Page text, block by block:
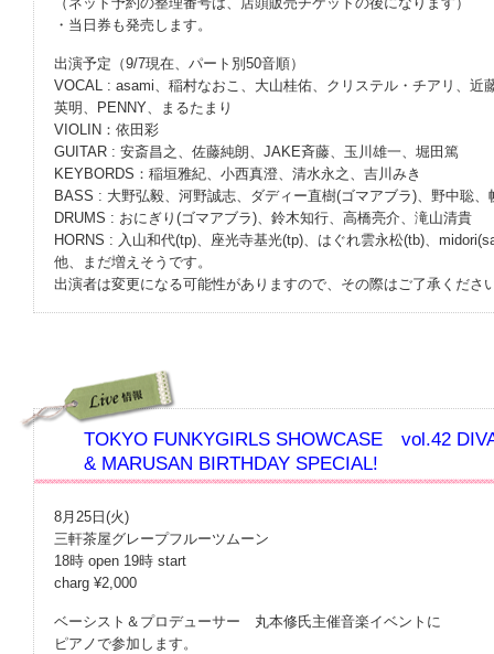
・当日券も発売します。
出演予定（9/7現在、パート別50音順）
VOCAL : asami、稲村なおこ、大山桂佑、クリステル・チアリ、
英明、PENNY、まるたまり
VIOLIN：依田彩
GUITAR : 安斎昌之、佐藤純朗、JAKE斉藤、玉川雄一、堀田篤
KEYBORDS：稲垣雅紀、小西真澄、清水永之、吉川みき
BASS : 大野弘毅、河野誠志、ダディー直樹(ゴマアブラ)、野中聡、
DRUMS : おにぎり(ゴマアブラ)、鈴木知行、高橋亮介、滝山清貴
HORNS : 入山和代(tp)、座光寺基光(tp)、はぐれ雲永松(tb)、
他、まだ増えそうです。
出演者は変更になる可能性がありますので、その際はご了承くださ
TOKYO FUNKYGIRLS SHOWCASE vol.42
& MARUSAN BIRTHDAY SPECIAL!
8月25日(火)
三軒茶屋グレープフルーツムーン
18時 open 19時 start
charg ¥2,000
ベーシスト＆プロデューサー 丸本修氏主催音楽イベントに
ピアノで参加します。